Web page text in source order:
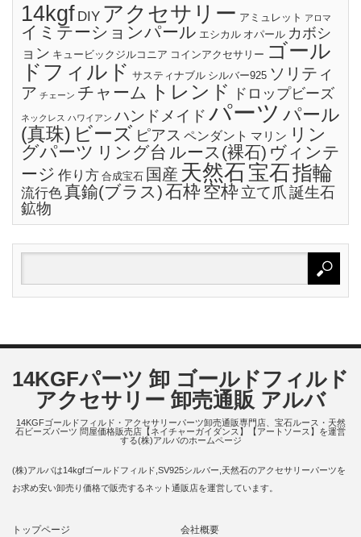
14kgf DIY アクセサリー アミュレット アロマ
イミテーションパール エシカル オパール カボシ
ョン キュービックジルコニア コインアクセサリー ゴール
ドフィルド サスティナブル シルバー925 ソリティ
ア チェーン チャーム トレンド ドロップビーズ
ネックレス ハワイアン ハンドメイド パーツ パール
(真珠) ビーズ ピアス ペンダント マリン リン
グパーツ リング台 ルース(裸石) ヴィンテ
ージ 作り方 合成宝石 国産 天然石宝石指輪
流行色真鍮(ブラス)石枠 空枠立て爪 誕生石
鉱物
14KGFパーツ 卸 ゴールドフィルド
アクセサリー 卸売通販 アルバ
14KGFゴールドフィルド・アクセサリーパーツ卸売通販専門店、宝石ルース・天然
石ビーズパーツ 問屋価格販売店【ネイチャーガイダンス】【アートソース】を運営
する(株)アルバのホームページ
(株)アルバは14kgfゴールドフィルド,SV925シルバー,天然石のアクセサリーパーツを
お求め安い卸売り価格で販売するネット通販店を運営しています。
トップページ 会社概要